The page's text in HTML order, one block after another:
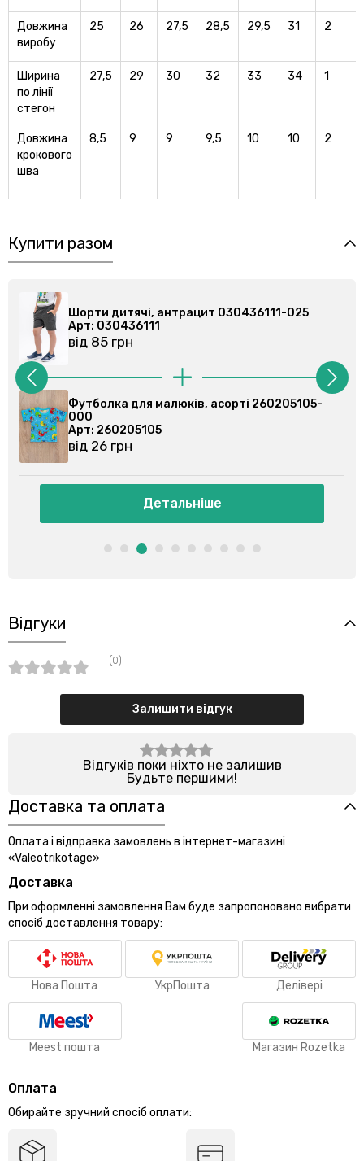
Довжина
виробу
25 26 27,5 28,5 29,5 31 2
Ширина
по лiнiї
стегон
27,5 29 30 32 33 34 1
Довжина
крокового
шва
8,5 9 9 9,5 10 10 2
Купити разом
Шорти дитячі, антрацит 030436111-025
Арт: 030436111
від 85 грн
Футболка для малюків, асорті 260205105-
000
Арт: 260205105
від 26 грн
Детальніше
Відгуки
(0)
Залишити відгук
Відгуків поки ніхто не залишив
Будьте першими!
Доставка та оплата
Оплата і відправка замовлень в інтернет-магазині
«Valeotrikotage»
Доставка
При оформленні замовлення Вам буде запропоновано вибрати
спосіб доставлення товару:
Нова Пошта УкрПошта Делівері
Meest пошта Магазин Rozetka
Оплата
Обирайте зручний спосіб оплати: